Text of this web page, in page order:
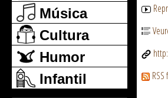
Música
Cultura
Humor
Infantil